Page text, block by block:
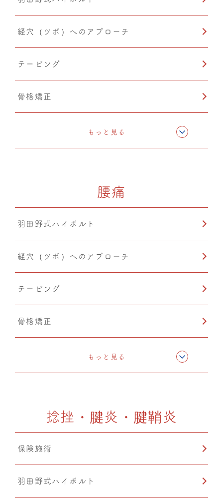
経穴（ツボ）へのアプローチ
テーピング
骨格矯正
CMC筋膜ストレッチ（リリース）
PIA(ピア)
もっと見る
腰痛
羽田野式ハイボルト
経穴（ツボ）へのアプローチ
テーピング
骨格矯正
CMC筋膜ストレッチ（リリース）
カッピング
猫背矯正
もっと見る
捻挫・腱炎・腱鞘炎
保険施術
羽田野式ハイボルト